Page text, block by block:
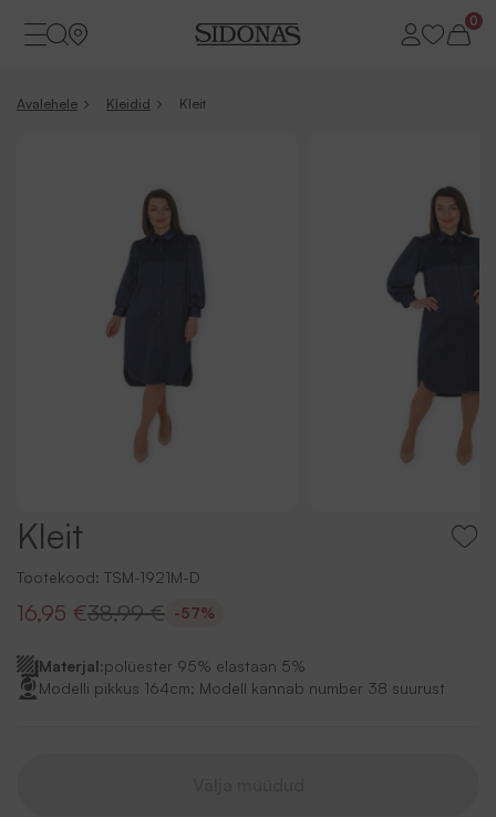
0
Avalehele Kleidid Kleit
Kleit
Tootekood: TSM-1921M-D
16,95 €38,99 € -57%
Materjal:polüester 95% elastaan 5%
Modelli pikkus 164cm; Modell kannab number 38 suurust